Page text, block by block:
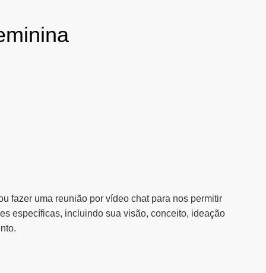
fazer uma reunião por vídeo chat para nos permitir
específicas, incluindo sua visão, conceito, ideação